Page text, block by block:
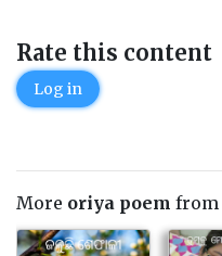
Rate this content
Log in
More oriya poem from